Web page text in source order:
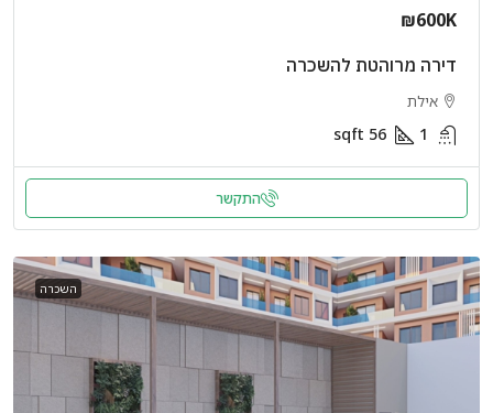
₪600K
דירה מרוהטת להשכרה
אילת
1
56
sqft
התקשר
השכרה